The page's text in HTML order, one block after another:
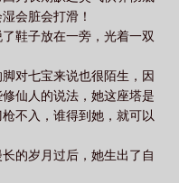
会脏会打滑！
鞋子放在一旁，光着一双
对七宝来说也很陌生，因
仙人的说法，她这座塔是
不入，谁得到她，就可以
的岁月过后，她生出了自